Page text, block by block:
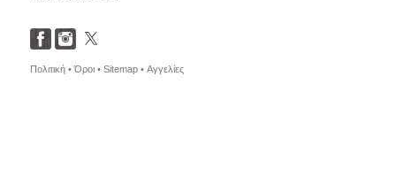
Πολιτική •Όροι • Sitemap • Αγγελίες